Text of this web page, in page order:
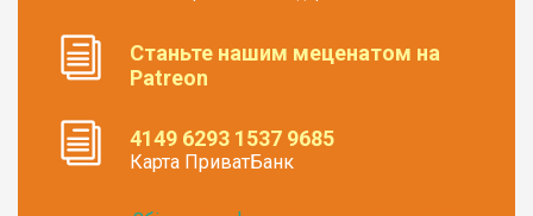
Станьте нашим меценатом на
Patreon
4149 6293 1537 9685
Карта ПриватБанк